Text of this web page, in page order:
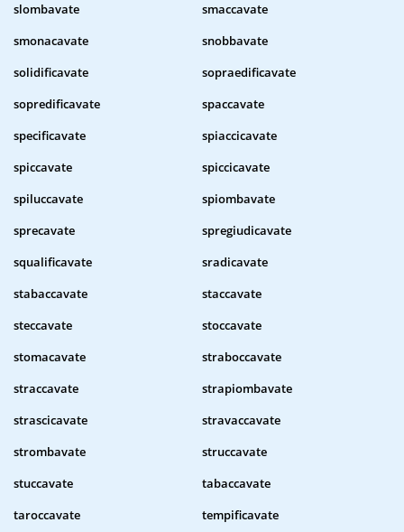
slombavate
smaccavate
smonacavate
snobbavate
solidificavate
sopraedificavate
sopredificavate
spaccavate
specificavate
spiaccicavate
spiccavate
spiccicavate
spiluccavate
spiombavate
sprecavate
spregiudicavate
squalificavate
sradicavate
stabaccavate
staccavate
steccavate
stoccavate
stomacavate
straboccavate
straccavate
strapiombavate
strascicavate
stravaccavate
strombavate
struccavate
stuccavate
tabaccavate
taroccavate
tempificavate